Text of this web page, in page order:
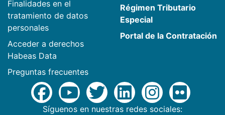
Finalidades en el
tratamiento de datos
personales
Acceder a derechos
Habeas Data
Preguntas frecuentes
Régimen Tributario
Especial
Portal de la Contratación
Síguenos en nuestras redes sociales: